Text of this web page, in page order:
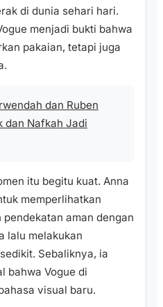
di dunia sehari hari.
menjadi bukti bahwa
pakaian, tetapi juga
dan Ruben
dan Nafkah Jadi
itu begitu kuat. Anna
memperlihatkan
aman dengan
lalu melakukan
Sebaliknya, ia
bahwa Vogue di
visual baru.